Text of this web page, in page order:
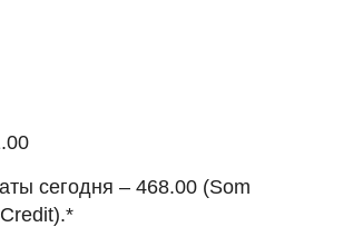
сегодня – 468.00 (Som